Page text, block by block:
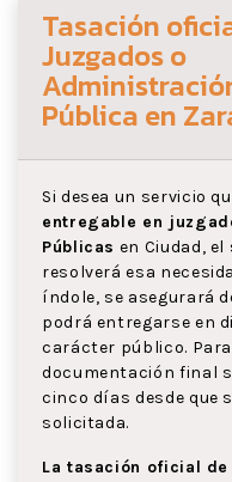
Tasación
Juzgados o
Pública en
Si desea un servicio
entregable en
Públicas en Ciudad,
resolverá esa
índole, se asegurará
podrá entregarse en
carácter público.
documentación final
cinco días desde que
solicitada.
La tasación oficial